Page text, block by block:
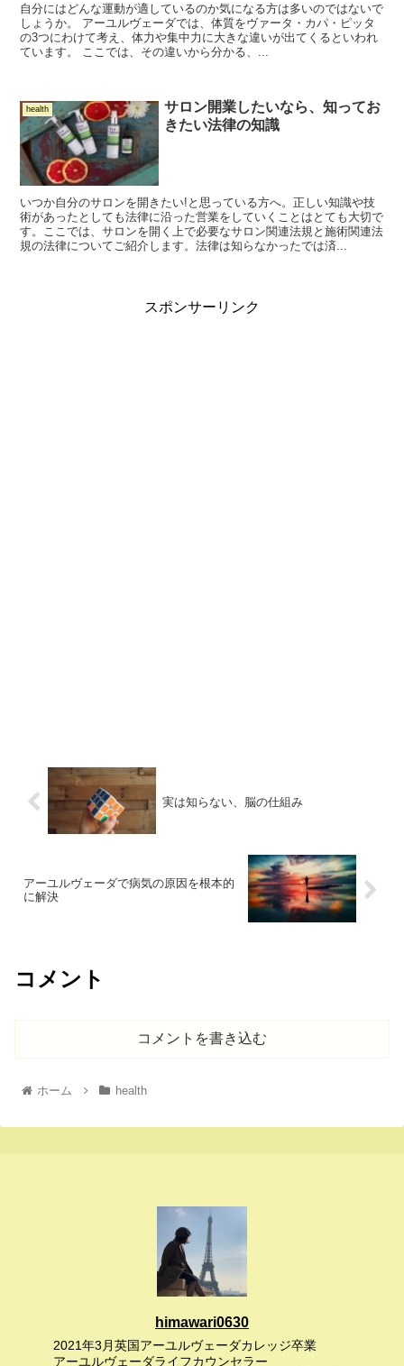
自分にはどんな運動が適しているのか気になる方は多いのではないで
しょうか。 アーユルヴェーダでは、体質をヴァータ・カパ・ピッタ
の3つにわけて考え、体力や集中力に大きな違いが出てくるといわれ
ています。 ここでは、その違いから分かる、...
health
サロン開業したいなら、知ってお
きたい法律の知識
いつか自分のサロンを開きたい!と思っている方へ。正しい知識や技
術があったとしても法律に沿った営業をしていくことはとても大切で
す。ここでは、サロンを開く上で必要なサロン関連法規と施術関連法
規の法律についてご紹介します。法律は知らなかったでは済...
スポンサーリンク
実は知らない、脳の仕組み
アーユルヴェーダで病気の原因を根本的
に解決
コメント
コメントを書き込む
ホーム health
himawari0630
2021年3月英国アーユルヴェーダカレッジ卒業
アーユルヴェーダライフカウンセラー